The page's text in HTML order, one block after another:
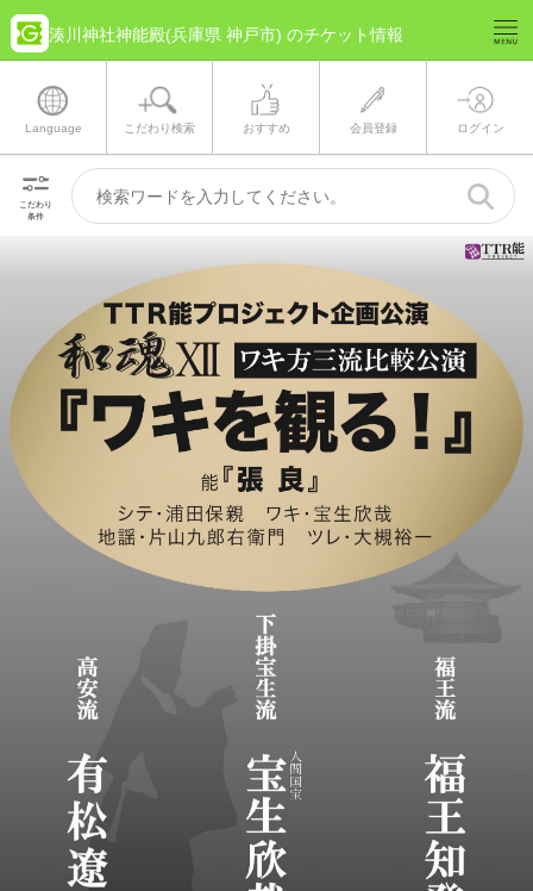
湊川神社神能殿(兵庫県 神戸市) のチケット情報
Language こだわり検索 おすすめ 会員登録 ログイン
こだわり
条件